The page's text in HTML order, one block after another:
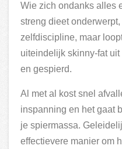
Wie zich ondanks alles
streng dieet
zelfdiscipline, maar
uiteindelijk skinny-fat
en gespierd.
Al met al kost snel
inspanning en het gaat
je spiermassa.
effectievere manier om